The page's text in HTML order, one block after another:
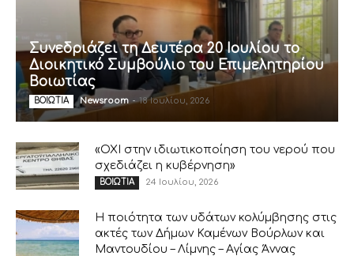
Συνεδριάζει τη Δευτέρα 20 Ιουλίου το
Διοικητικό Συμβούλιο του Επιμελητηρίου
Βοιωτίας
ΒΟΙΩΤΙΑ Newsroom - 18 Ιουλίου, 2026
«ΟΧΙ στην ιδιωτικοποίηση του νερού που
σχεδιάζει η κυβέρνηση»
ΒΟΙΩΤΙΑ 24 Ιουλίου, 2026
Η ποιότητα των υδάτων κολύμβησης στις
ακτές των Δήμων Καμένων Βούρλων και
Μαντουδίου – Λίμνης – Αγίας Άννας